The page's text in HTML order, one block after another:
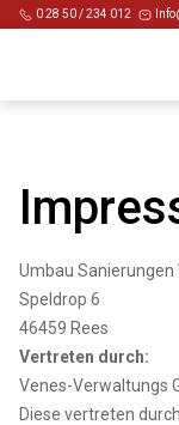
0 28 50 / 234 012
Umbau Sanierungen
Speldrop 6
46459 Rees
Vertreten durch:
Venes-Verwaltungs
Diese vertreten